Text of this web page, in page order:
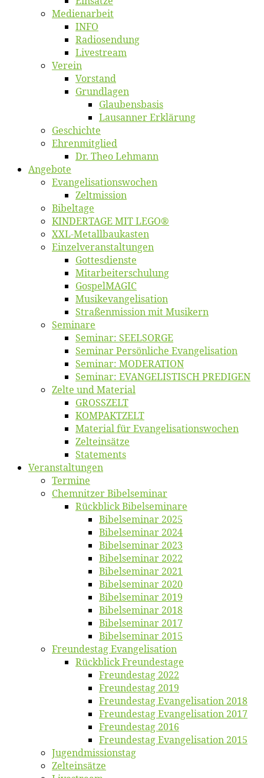
Me­di­en­ar­beit
INFO
Ra­dio­sen­dung
Live­stream
Ver­ein
Vor­stand
Grund­la­gen
Glaubens­ba­sis
Lausan­ner Erklärung
Ge­schich­te
Eh­ren­mit­glied
Dr. Theo Lehmann
An­ge­bo­te
Evangelisa­tions­wo­chen
Zelt­mis­si­on
Bi­bel­ta­ge
KINDERTAGE MIT LEGO®
XXL-Me­­tal­l­­bau­­kas­­ten
Einzelver­an­stal­tungen
Got­tes­diens­te
Mitarbeiter­schulung
Gos­pel­MA­GIC
Musikevan­ge­li­sa­tion
Straßenmis­sion mit Musikern
Se­mi­na­re
Se­mi­nar: SEELSORGE
Se­mi­nar Per­sön­li­che Evangelisation
Se­mi­nar: MODERATION
Se­mi­nar: EVANGELISTISCH PREDIGEN
Zel­te und Material
GROSSZELT
KOMPAKTZELT
Ma­te­ri­al für Evangelisationswochen
Zelt­ein­sät­ze
State­ments
Ver­an­stal­tun­gen
Ter­mi­ne
Chemnit­zer Bibelseminar
Rück­blick Bibelseminare
Bi­bel­se­mi­nar 2025
Bi­bel­se­mi­nar 2024
Bi­bel­se­mi­nar 2023
Bi­bel­se­mi­nar 2022
Bi­bel­se­mi­nar 2021
Bi­bel­se­mi­nar 2020
Bi­bel­se­mi­nar 2019
Bi­bel­se­mi­nar 2018
Bibelsemi­nar 2017
Bibelsemi­nar 2015
Freun­des­tag Evangelisation
Rück­blick Freundestage
Freun­des­tag 2022
Freun­des­tag 2019
Freun­des­tag Evan­ge­li­sa­ti­on 2018
Freun­des­tag Evan­ge­li­sa­ti­on 2017
Freun­des­tag 2016
Freun­des­tag Evan­ge­li­sa­ti­on 2015
Jugend­mis­sions­tag
Zelt­ein­sät­ze